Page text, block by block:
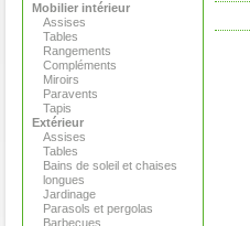
Mobilier intérieur
Assises
Tables
Rangements
Compléments
Miroirs
Paravents
Tapis
Extérieur
Assises
Tables
Bains de soleil et chaises
longues
Jardinage
Parasols et pergolas
Barbecues